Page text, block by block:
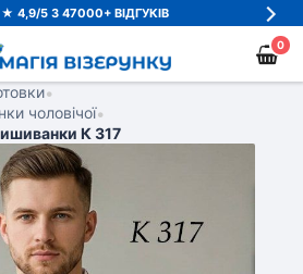
5 З 47000+ ВІДГУКІВ
0
•
чоловічої•
К 317